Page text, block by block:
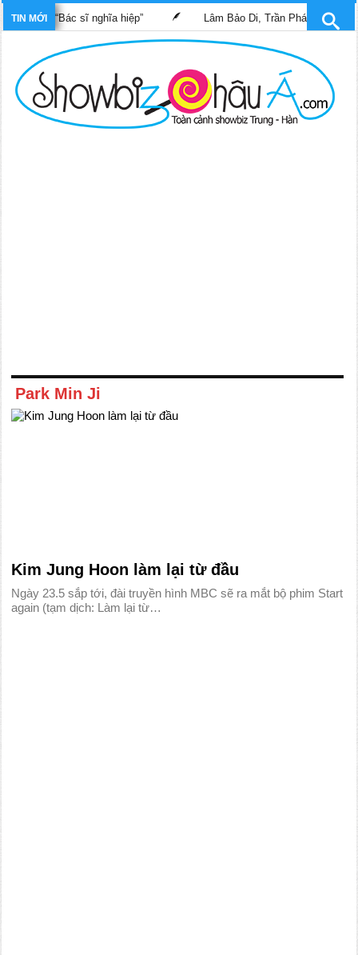
TIN MỚI
“Bác sĩ nghĩa hiệp” Lâm Bảo Di, Trần Pháp Dung tái ngộ
Park Min Ji
Kim Jung Hoon làm lại từ đầu
Ngày 23.5 sắp tới, đài truyền hình MBC sẽ ra mắt bộ phim Start
again (tạm dịch: Làm lại từ…